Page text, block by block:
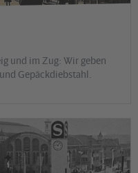
und im Zug: Wir geben
Gepäckdiebstahl.